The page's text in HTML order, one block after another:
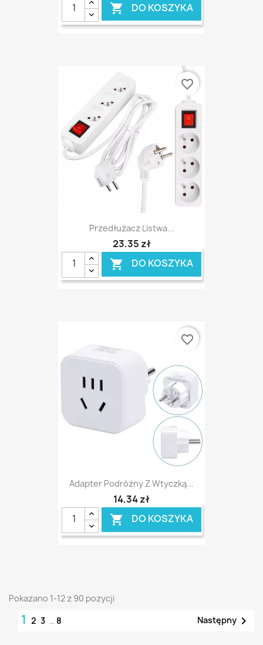
 DO KOSZYKA
Przedłużacz Listwa...
23,35 zł
 DO KOSZYKA
favorite_border
Adapter Podróżny Z Wtyczką...
14,34 zł
 DO KOSZYKA
favorite_border
Pokazano 1-12 z 90 pozycji
1 2 3 … 8 Następny 